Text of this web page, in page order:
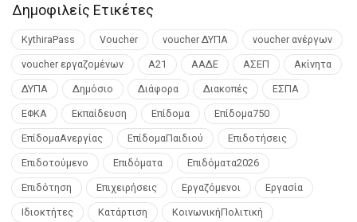
Δημοφιλείς Ετικέτες
KythiraPass Voucher voucher ΔΥΠΑ voucher ανέργων
voucher εργαζομένων Α21 ΑΑΔΕ ΑΣΕΠ Ακίνητα
ΔΥΠΑ Δημόσιο Διάφορα Διακοπές ΕΣΠΑ
ΕΦΚΑ Εκπαίδευση Επίδομα Επίδομα750
ΕπίδομαΑνεργίας ΕπίδομαΠαιδιού Επιδοτήσεις
Επιδοτούμενο Επιδόματα Επιδόματα2026
Επιδότηση Επιχειρήσεις Εργαζόμενοι Εργασία
Ιδιοκτήτες Κατάρτιση ΚοινωνικήΠολιτική